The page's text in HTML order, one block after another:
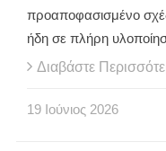
προαποφασισμένο
ήδη σε πλήρη
Διαβάστε
19 Ιούνιος 2026